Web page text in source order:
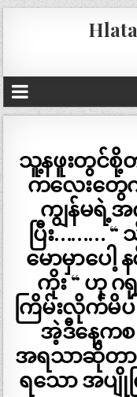
သူ့နဖူးတွင်စို့
ကလေးတွေကို
ကျွန်မရဲ့အ
ပြီး………
မောမှာပေ
ကိုး “ ဟု
ကြိမ်းလိုက်မိ
အဲ့ဒီနေ့ကစ
အရသာဆိုတာ
ရသော အပျို